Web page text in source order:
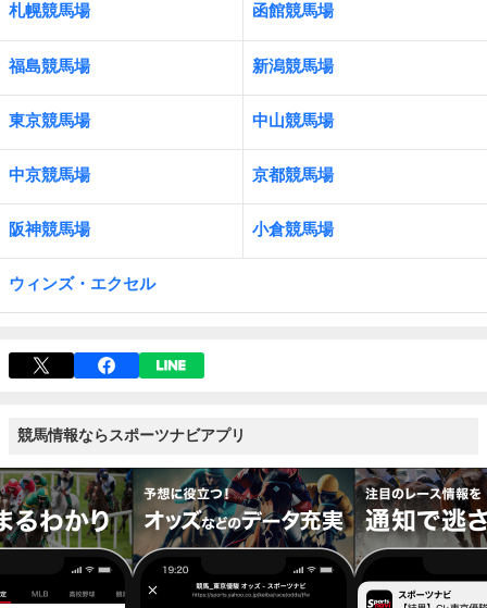
札幌競馬場 函館競馬場
福島競馬場 新潟競馬場
東京競馬場 中山競馬場
中京競馬場 京都競馬場
阪神競馬場 小倉競馬場
ウィンズ・エクセル
競馬情報ならスポーツナビアプリ